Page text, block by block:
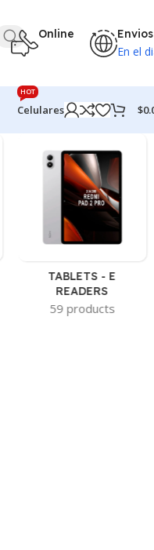
Online Envios
En el
Celulares
HOT
$
TABLETS - E
READERS
59 products